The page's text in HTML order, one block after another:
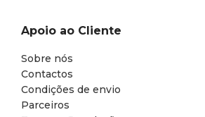
Apoio ao Cliente
Sobre nós
Contactos
Condições de envio
Parceiros